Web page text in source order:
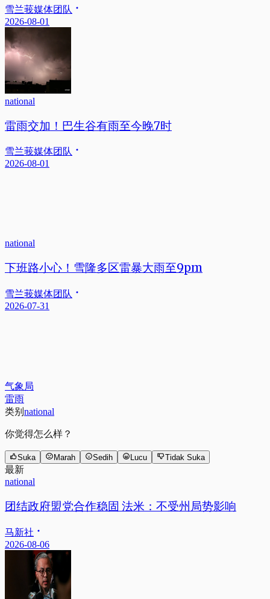
雪兰莪媒体团队
2026-08-01
national
雷雨交加！巴生谷有雨至今晚7时
雪兰莪媒体团队
2026-08-01
national
下班路小心！雪隆多区雷暴大雨至9pm
雪兰莪媒体团队
2026-07-31
气象局
雷雨
类别 national
你觉得怎么样？
Suka Marah Sedih Lucu Tidak Suka
最新
national
团结政府盟党合作稳固 法米：不受州局势影响
马新社
2026-08-06